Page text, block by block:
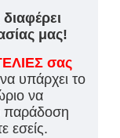
μας!
σας
υπάρχει το
να
παράδοση
εσείς.